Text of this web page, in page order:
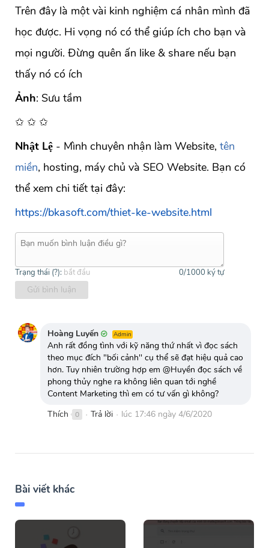
Trên đây là một vài kinh nghiệm cá nhân mình đã
học được. Hi vọng nó có thể giúp ích cho bạn và
mọi người. Đừng quên ấn like & share nếu bạn
thấy nó có ích
Ảnh: Sưu tầm
✩ ✩ ✩
Nhật Lệ - Mình chuyên nhận làm Website, tên
miền, hosting, máy chủ và SEO Website. Bạn có
thể xem chi tiết tại đây:
https://bkasoft.com/thiet-ke-website.html
Trạng thái (?): bắt đầu 0/1000 ký tự
Gửi bình luận
Hoàng Luyến Admin
Anh rất đồng tình với kỹ năng thứ nhất vì đọc sách
theo mục đích "bối cảnh'' cụ thể sẽ đạt hiệu quả cao
hơn. Tuy nhiên trường hợp em @Huyền đọc sách về
phong thủy nghe ra không liên quan tới nghề
Content Marketing thì em có tư vấn gì không?
Thích
0 ● Trả lời ● lúc 17:46 ngày 4/6/2020
Bài viết khác